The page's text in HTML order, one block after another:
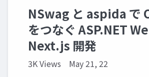
NSwag と aspida で
をつなぐ ASP.NET
Next.js 開発
3K Views May 21, 22